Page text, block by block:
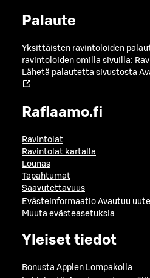
Palaute
Yksittäisten ravintoloiden
ravintoloiden omilla sivuilla:
Lähetä palautetta sivustosta
Raflaamo.fi
Ravintolat
Ravintolat kartalla
Lounas
Tapahtumat
Saavutettavuus
Evästeinformaatio Avautuu
Muuta evästeasetuksia
Yleiset tiedot
Bonusta Applen Lompakolla